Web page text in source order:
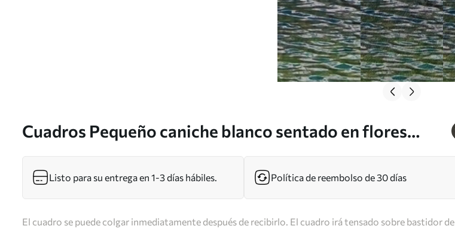
Cuadros Pequeño caniche blanco sentado en flores
Listo para su entrega en 1-3 días hábiles. Política de reembolso de 30 días
El cuadro se puede colgar inmediatamente después de recibirlo. El cuadro irá tensado sobre bastidor de